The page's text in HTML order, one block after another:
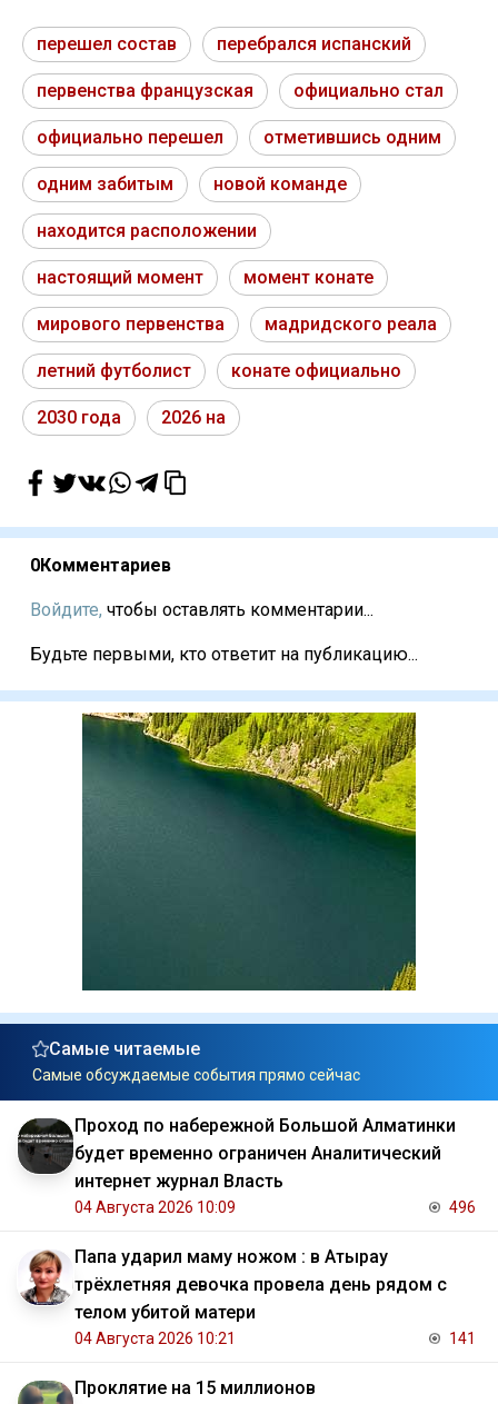
перешел состав перебрался испанский
первенства французская официально стал
официально перешел отметившись одним
одним забитым новой команде
находится расположении
настоящий момент момент конате
мирового первенства мадридского реала
летний футболист конате официально
2030 года 2026 на
0Комментариев
Войдите, чтобы оставлять комментарии...
Будьте первыми, кто ответит на публикацию...
Самые читаемые
Самые обсуждаемые события прямо сейчас
Проход по набережной Большой Алматинки
будет временно ограничен Аналитический
интернет журнал Власть
04 Августа 2026 10:09 496
Папа ударил маму ножом : в Атырау
трёхлетняя девочка провела день рядом с
телом убитой матери
04 Августа 2026 10:21 141
Проклятие на 15 миллионов